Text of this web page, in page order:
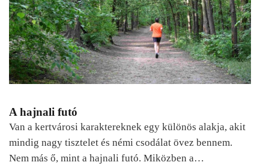
A hajnali futó
Van a kertvárosi karaktereknek egy különös alakja, akit
mindig nagy tisztelet és némi csodálat övez bennem.
Nem más ő, mint a hajnali futó. Miközben a…